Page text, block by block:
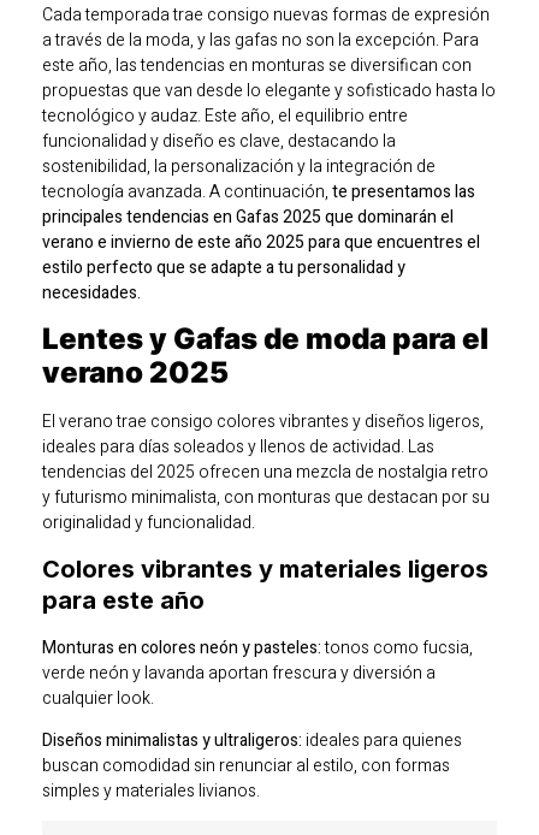
Cada temporada trae consigo nuevas formas de expresión
a través de la moda, y las gafas no son la excepción. Para
este año, las tendencias en monturas se diversifican con
propuestas que van desde lo elegante y sofisticado hasta lo
tecnológico y audaz. Este año, el equilibrio entre
funcionalidad y diseño es clave, destacando la
sostenibilidad, la personalización y la integración de
tecnología avanzada.A continuación,te presentamos las
principales tendencias en Gafas 2025 que dominarán el
verano e invierno de este año 2025 para que encuentres el
estilo perfecto que se adapte a tu personalidad y
necesidades.
Lentes y Gafas de moda para el
verano 2025
El verano trae consigo colores vibrantes y diseños ligeros,
ideales para días soleados y llenos de actividad. Las
tendencias del 2025 ofrecen una mezcla de nostalgia retro
y futurismo minimalista, con monturas que destacan por su
originalidad y funcionalidad.
Colores vibrantes y materiales ligeros
para este año
Monturas en colores neón y pasteles:tonos como fucsia,
verde neón y lavanda aportan frescura y diversión a
cualquier look.
Diseños minimalistas y ultraligeros: ideales para quienes
buscan comodidad sin renunciar al estilo, con formas
simples y materiales livianos.